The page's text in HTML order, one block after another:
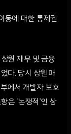
동에 대한 통제권
원 재무 및 금융
다. 당시 상원 패
에서 개발자 보호
은 '논쟁적'인 상